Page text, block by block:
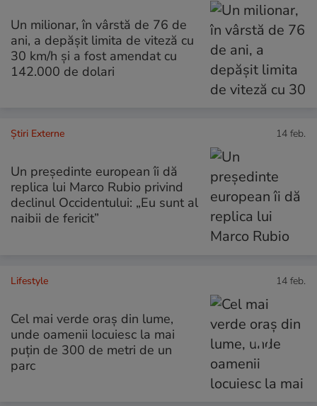
Un milionar, în vârstă de 76 de
ani, a depășit limita de viteză cu
30 km/h și a fost amendat cu
142.000 de dolari
Știri Externe 14 feb.
Un președinte european îi dă
replica lui Marco Rubio privind
declinul Occidentului: „Eu sunt al
naibii de fericit”
Lifestyle 14 feb.
Cel mai verde oraș din lume,
unde oamenii locuiesc la mai
puțin de 300 de metri de un
parc